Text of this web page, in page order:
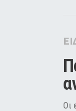
Οι